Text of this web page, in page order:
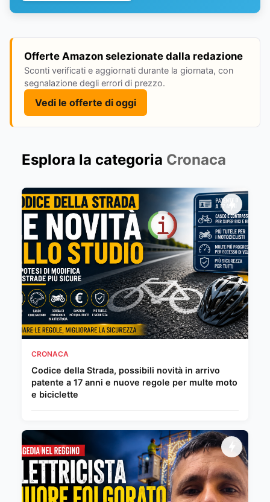
Offerte Amazon selezionate dalla redazione
Sconti verificati e aggiornati durante la giornata, con
segnalazione degli errori di prezzo.
Vedi le offerte di oggi
Esplora la categoria Cronaca
CRONACA
Codice della Strada, possibili novità in arrivo
patente a 17 anni e nuove regole per multe moto
e biciclette